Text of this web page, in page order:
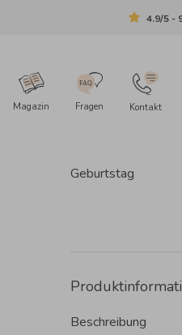
4.9/5 -
Magazin Fragen Kontakt
Geburtstag
Beschreibung